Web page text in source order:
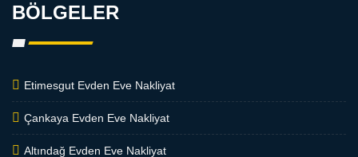
BÖLGELER
Etimesgut Evden Eve Nakliyat
Çankaya Evden Eve Nakliyat
Altındağ Evden Eve Nakliyat